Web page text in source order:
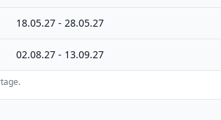
18.05.27 - 28.05.27
02.08.27 - 13.09.27